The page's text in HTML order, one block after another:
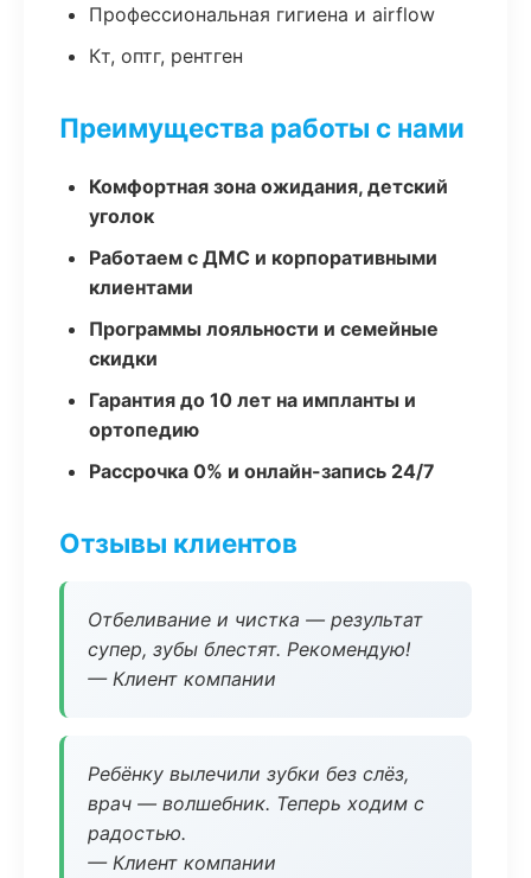
Профессиональная гигиена и airflow
Кт, оптг, рентген
Преимущества работы с нами
Комфортная зона ожидания, детский
уголок
Работаем с ДМС и корпоративными
клиентами
Программы лояльности и семейные
скидки
Гарантия до 10 лет на импланты и
ортопедию
Рассрочка 0% и онлайн-запись 24/7
Отзывы клиентов
Отбеливание и чистка — результат
супер, зубы блестят. Рекомендую!
— Клиент компании
Ребёнку вылечили зубки без слёз,
врач — волшебник. Теперь ходим с
радостью.
— Клиент компании